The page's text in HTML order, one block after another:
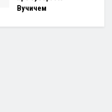
Вучичем